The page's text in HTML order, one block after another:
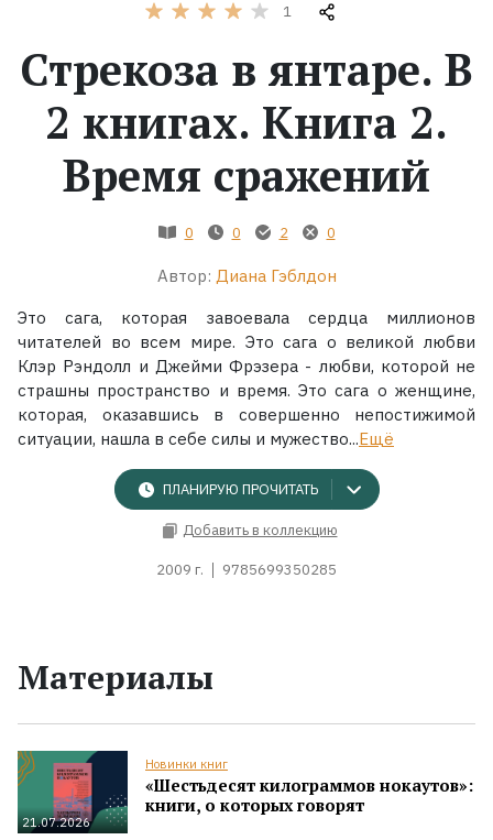
Серии
Экранизации
1
Стрекоза в янтаре. В
2 книгах. Книга 2.
Время сражений
0 0 2 0
Автор: Диана Гэблдон
Это сага, которая завоевала сердца миллионов
читателей во всем мире. Это сага о великой любви
Клэр Рэндолл и Джейми Фрэзера - любви, которой не
страшны пространство и время. Это сага о женщине,
которая, оказавшись в совершенно непостижимой
ситуации, нашла в себе силы и мужество...Ещё
ПЛАНИРУЮ ПРОЧИТАТЬ
Добавить в коллекцию
2009 г. 9785699350285
Материалы
21.07.2026
Новинки книг
«Шестьдесят килограммов нокаутов»:
книги, о которых говорят